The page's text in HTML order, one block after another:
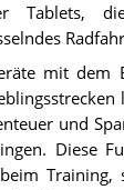
Tablets,
mit dem
und
Diese